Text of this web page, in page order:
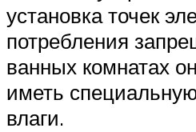
установка точек
потребления
ванных комнатах
иметь
влаги.